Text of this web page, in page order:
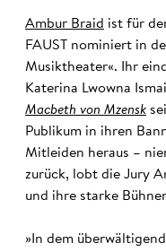
Ambur Braid ist für
FAUST nominiert in
Musiktheater«. Ihr
Katerina Lwowna
Macbeth von Mzensk
Publikum in ihren
Mitleiden heraus –
zurück, lobt die Jury
und ihre starke
»In dem